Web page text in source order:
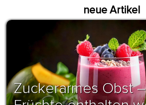
neue Artikel
Zuckerarmes Obst